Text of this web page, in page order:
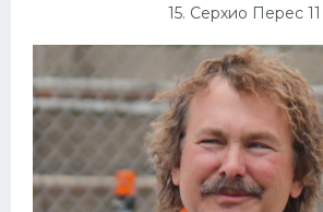
15. Серхио Перес 11